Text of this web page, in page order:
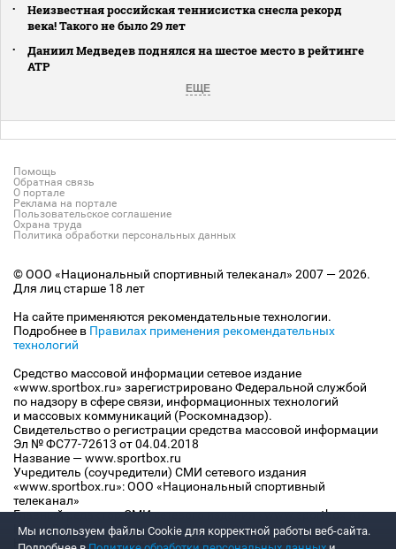
Неизвестная российская теннисистка снесла рекорд
века! Такого не было 29 лет
Даниил Медведев поднялся на шестое место в рейтинге
АТР
ЕЩЕ
Помощь
Обратная связь
О портале
Реклама на портале
Пользовательское соглашение
Охрана труда
Политика обработки персональных данных
© ООО «Национальный спортивный телеканал» 2007 — 2026.
Для лиц старше 18 лет
На сайте применяются рекомендательные технологии.
Подробнее в Правилах применения рекомендательных
технологий
Средство массовой информации сетевое издание
«www.sportbox.ru» зарегистрировано Федеральной службой
по надзору в сфере связи, информационных технологий
и массовых коммуникаций (Роскомнадзор).
Свидетельство о регистрации средства массовой информации
Эл № ФС77-72613 от 04.04.2018
Название — www.sportbox.ru
Учредитель (соучредители) СМИ сетевого издания
«www.sportbox.ru»: ООО «Национальный спортивный
телеканал»
Главный редактор СМИ сетевого издания «www.sportbox.ru»:
Конов В.А.
Номер телефона редакции СМИ сетевого издания
Мы используем файлы Сookie для корректной работы веб-сайта.